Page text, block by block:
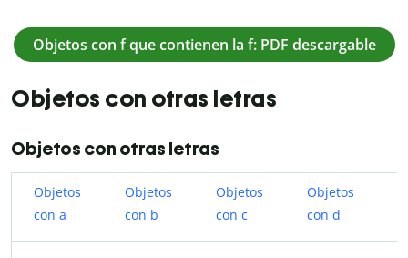
Objetos con f que contienen la f: PDF descargable
Objetos con otras letras
Objetos con otras letras
Objetos
con a
Objetos
con b
Objetos
con ​​c
Objetos
con d